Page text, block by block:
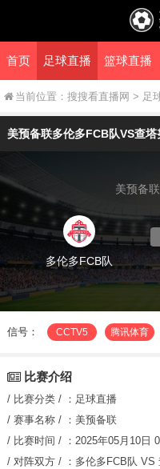
首页 足球直播 篮球直播
当前位置： 搜搜看直播网 > 足
美预备联多伦多FCB队VS查塔
美预备
多伦多FCB队
信号： CCTV5 腾讯体育
比赛介绍
/ 比赛分类 / ： 足球直播
/ 赛事名称 / ： 美预备联
/ 比赛时间 / ： 2025年05月10日
/ 对阵双方 / ： 多伦多FCB队 VS